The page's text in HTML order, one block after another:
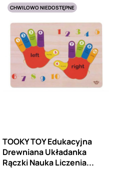
CHWILOWO NIEDOSTĘPNE
TOOKY TOY Edukacyjna
Drewniana Układanka
Rączki Nauka Liczenia...